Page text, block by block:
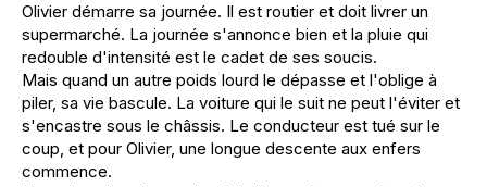
Olivier démarre sa journée. Il est routier et doit livrer un
supermarché. La journée s'annonce bien et la pluie qui
redouble d'intensité est le cadet de ses soucis.
Mais quand un autre poids lourd le dépasse et l'oblige à
piler, sa vie bascule. La voiture qui le suit ne peut l'éviter et
s'encastre sous le châssis. Le conducteur est tué sur le
coup, et pour Olivier, une longue descente aux enfers
commence.